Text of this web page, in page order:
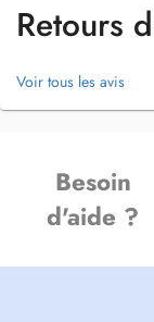
Retours
Voir tous les avis
Besoin
d'aide ?